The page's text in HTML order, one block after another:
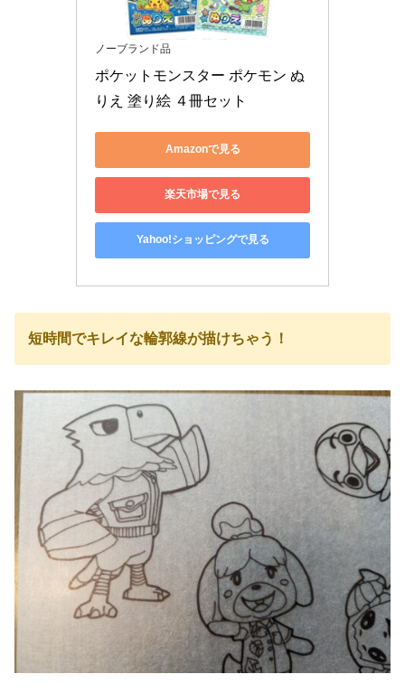
ノーブランド品
ポケットモンスター ポケモン ぬ
りえ 塗り絵 ４冊セット
Amazonで見る
楽天市場で見る
Yahoo!ショッピングで見る
短時間でキレイな輪郭線が描けちゃう！